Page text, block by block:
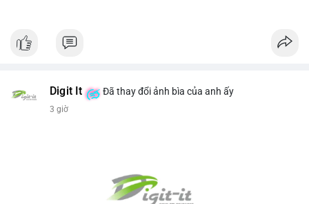
Digit It Đã thay đổi ảnh bìa của anh ấy
3 giờ